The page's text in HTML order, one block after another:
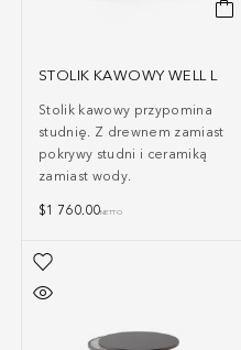
STOLIK KAWOWY WELL L
Stolik kawowy przypomina
studnię. Z drewnem zamiast
pokrywy studni i ceramiką
zamiast wody.
$1 760.00NETTO